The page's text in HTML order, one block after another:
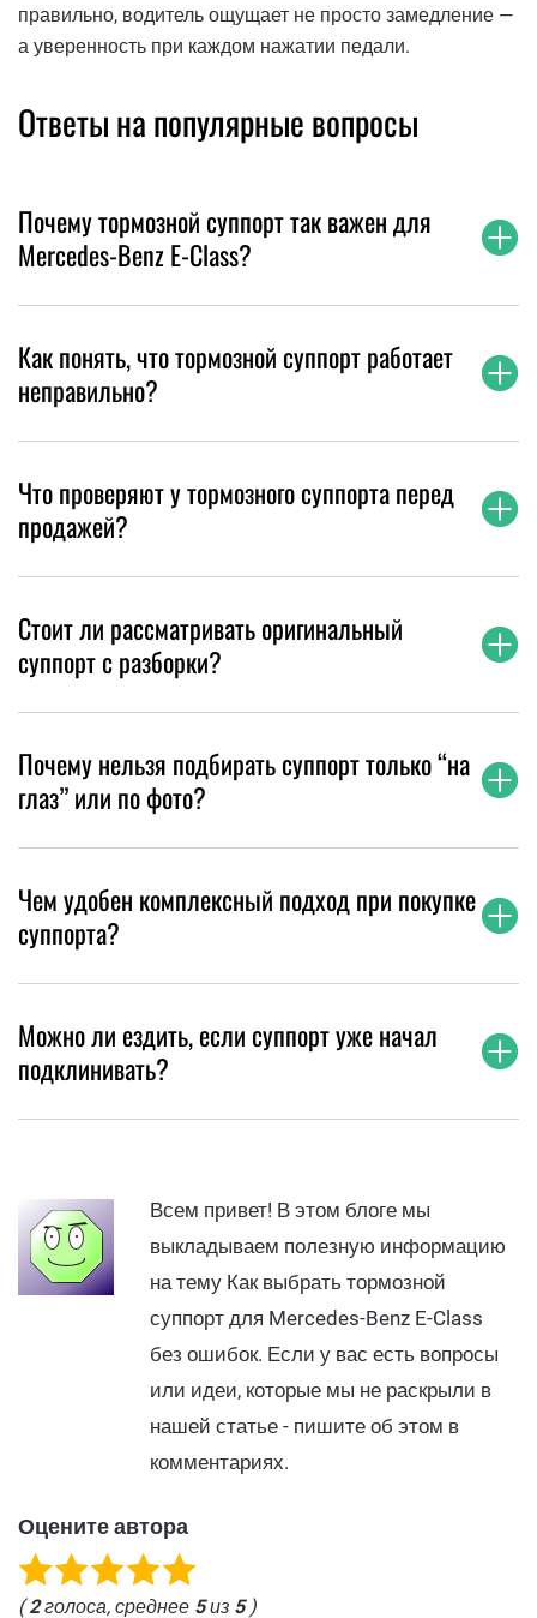
правильно, водитель ощущает не просто замедление —
а уверенность при каждом нажатии педали.
Ответы на популярные вопросы
Почему тормозной суппорт так важен для
Mercedes-Benz E-Class?
Как понять, что тормозной суппорт работает
неправильно?
Что проверяют у тормозного суппорта перед
продажей?
Стоит ли рассматривать оригинальный
суппорт с разборки?
Почему нельзя подбирать суппорт только “на
глаз” или по фото?
Чем удобен комплексный подход при покупке
суппорта?
Можно ли ездить, если суппорт уже начал
подклинивать?
Всем привет! В этом блоге мы
выкладываем полезную информацию
на тему Как выбрать тормозной
суппорт для Mercedes-Benz E-Class
без ошибок. Если у вас есть вопросы
или идеи, которые мы не раскрыли в
нашей статье - пишите об этом в
комментариях.
Оцените автора
(2голоса, среднее 5из 5)